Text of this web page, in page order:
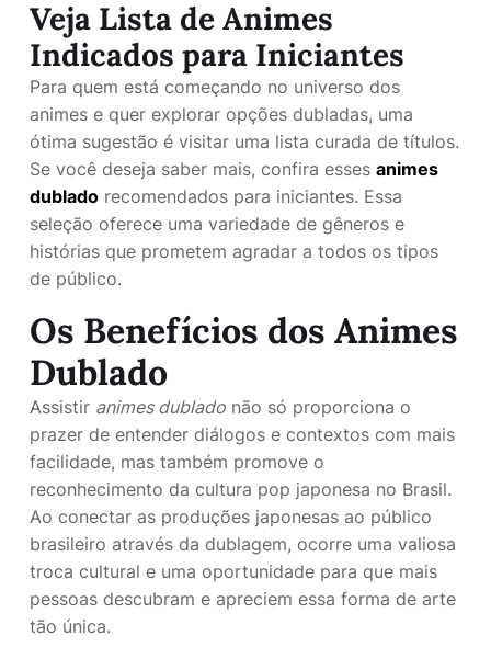
Veja Lista de Animes
Indicados para Iniciantes
Para quem está começando no universo dos
animes e quer explorar opções dubladas, uma
ótima sugestão é visitar uma lista curada de títulos.
Se você deseja saber mais, confira esses animes
dublado recomendados para iniciantes. Essa
seleção oferece uma variedade de gêneros e
histórias que prometem agradar a todos os tipos
de público.
Os Benefícios dos Animes
Dublado
Assistir animes dublado não só proporciona o
prazer de entender diálogos e contextos com mais
facilidade, mas também promove o
reconhecimento da cultura pop japonesa no Brasil.
Ao conectar as produções japonesas ao público
brasileiro através da dublagem, ocorre uma valiosa
troca cultural e uma oportunidade para que mais
pessoas descubram e apreciem essa forma de arte
tão única.